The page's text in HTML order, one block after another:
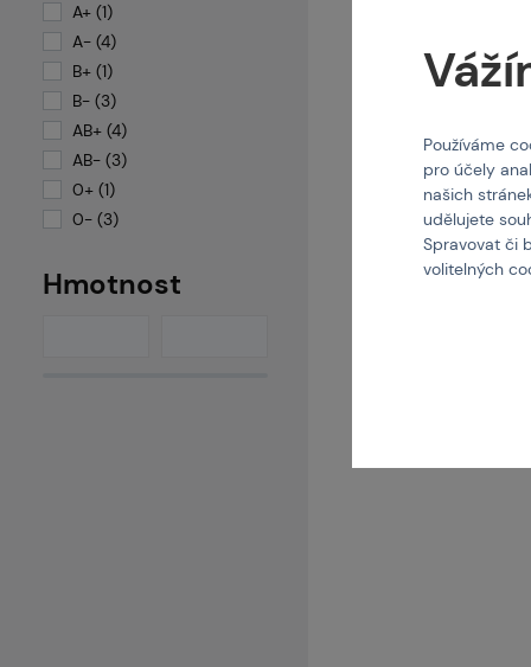
A+ (1)
A- (4)
B+ (1)
B- (3)
AB+ (4)
AB- (3)
0+ (1)
0- (3)
Hmotnost
Nášivka
Kód:
Používáme
pro účely
našich
udělujete
Spravovat či
volitelných